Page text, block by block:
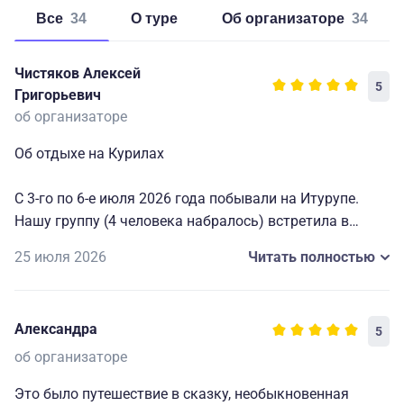
Все 34 о туре об организаторе 34
Чистяков Алексей
Григорьевич
5
об организаторе
Об отдыхе на Курилах
С 3-го по 6-е июля 2026 года побывали на Итурупе.
Нашу группу (4 человека набралось) встретила в
местная. После окончания института работала за
мама и родня.
Поэтому наша адаптация к жизни на острове под ее
рассказчица, знающая каждый уголок своей земли и
25 июля 2026 Читать полностью
Александра 5
об организаторе
Это было путешествие в сказку, необыкновенная